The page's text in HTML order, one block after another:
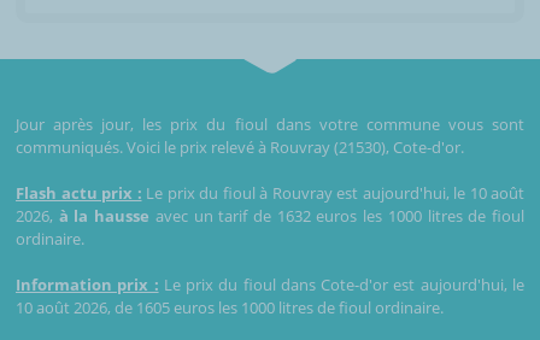
Jour après jour, les prix du fioul dans votre commune vous sont
communiqués. Voici le prix relevé à Rouvray (21530), Cote-d'or.
Flash actu prix : Le prix du fioul à Rouvray est aujourd'hui, le 10 août
2026, à la hausse avec un tarif de 1632 euros les 1000 litres de fioul
ordinaire.
Information prix : Le prix du fioul dans Cote-d'or est aujourd'hui, le
10 août 2026, de 1605 euros les 1000 litres de fioul ordinaire.